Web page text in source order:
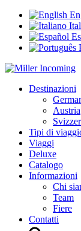
Destinazioni
Austria
Tipi di
Viaggi
Deluxe
Catalogo
Informazioni
Chi
Team
Fiere
Contatti